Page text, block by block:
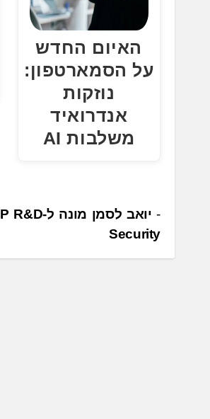
האיום החדש
על הסמארטפון:
נוזקות
אנדרואיד
משלבות AI
נ
י
ו
Security